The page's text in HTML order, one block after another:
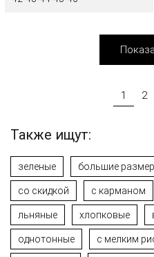
1 2
Также ищут:
зеленые большие
со скидкой с карманом
льняные хлопковые
однотонные с мелким